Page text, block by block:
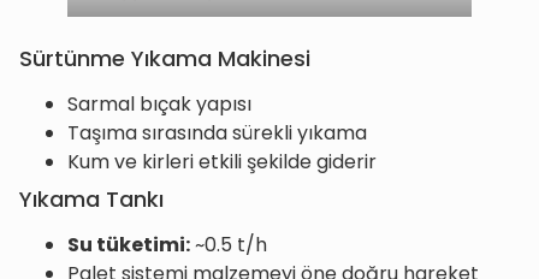
Sürtünme Yıkama Makinesi
Sarmal bıçak yapısı
Taşıma sırasında sürekli yıkama
Kum ve kirleri etkili şekilde giderir
Yıkama Tankı
Su tüketimi:~0.5 t/h
Palet sistemi malzemeyi öne doğru hareket